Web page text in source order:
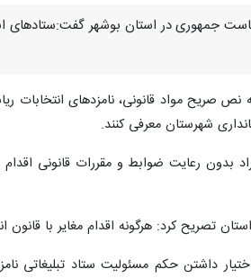
جمهوری در استان بوشهر گفت:ستادهای
نص صریح مواد قانونی، نامزدهای
شهرستان معرفی کنند.
بدون رعایت ضوابط و مقررات قانونی
تصریح کرد: هرگونه اقدام مغایر با
داشتن حکم مسئولیت ستاد تبلیغاتی